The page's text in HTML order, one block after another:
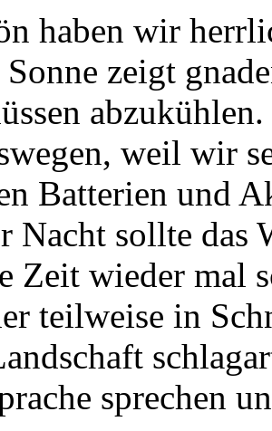
haben wir
zeigt
weil wir
Batterien und
Nacht sollte das
Zeit wieder mal
teilweise in
sprechen